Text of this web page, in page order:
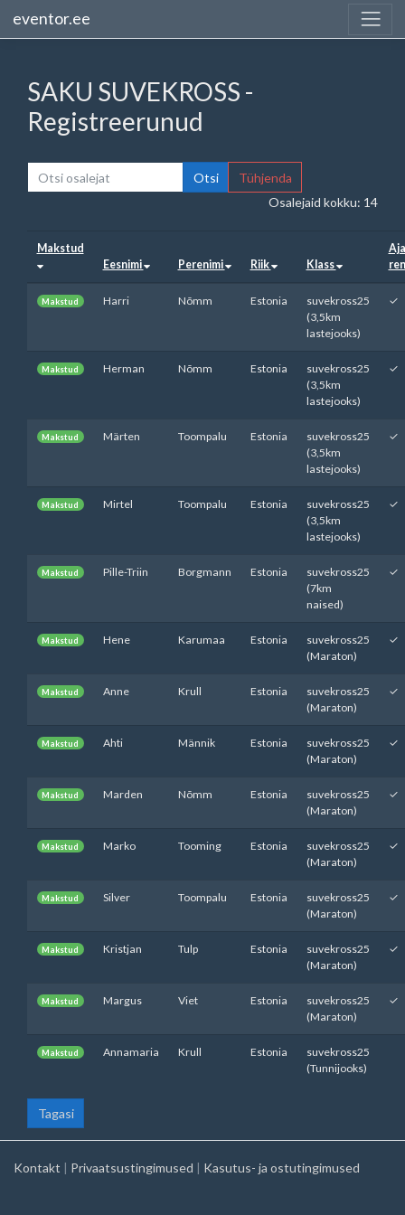
eventor.ee
SAKU SUVEKROSS -
Registreerunud
Otsi
Tühjenda
Osalejaid kokku: 14
Makstud
Eesnimi
Perenimi Riik Klass
Makstud Harri Nõmm Estonia
suvekross25
(3,5km
lastejooks)
✓
Makstud Herman Nõmm Estonia
suvekross25
(3,5km
lastejooks)
✓
Makstud Märten Toompalu Estonia
suvekross25
(3,5km
lastejooks)
✓
Makstud Mirtel Toompalu Estonia
suvekross25
(3,5km
lastejooks)
✓
Makstud Pille-Triin Borgmann Estonia
suvekross25
(7km
naised)
✓
Makstud Hene Karumaa Estonia
suvekross25
(Maraton)
✓
Makstud Anne Krull Estonia
suvekross25
(Maraton)
✓
Makstud Ahti Männik Estonia
suvekross25
(Maraton)
✓
Makstud Marden Nõmm Estonia
suvekross25
(Maraton)
✓
Makstud Marko Tooming Estonia
suvekross25
(Maraton)
✓
Makstud Silver Toompalu Estonia
suvekross25
(Maraton)
✓
Makstud Kristjan Tulp Estonia
suvekross25
(Maraton)
✓
Makstud Margus Viet Estonia
suvekross25
(Maraton)
✓
Makstud Annamaria Krull Estonia
suvekross25
(Tunnijooks)
Tagasi
Kontakt | Privaatsustingimused | Kasutus- ja ostutingimused